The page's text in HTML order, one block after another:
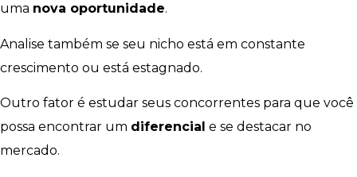
uma nova oportunidade.
Analise também se seu nicho está em constante
crescimento ou está estagnado.
Outro fator é estudar seus concorrentes para que você
possa encontrar um diferencial e se destacar no
mercado.